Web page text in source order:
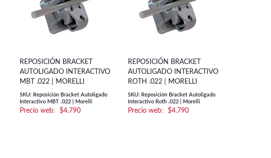
REPOSICIÓN BRACKET
AUTOLIGADO INTERACTIVO
MBT .022 | MORELLI
SKU: Reposición Bracket Autoligado
Interactivo MBT .022 | Morelli
$4.790
REPOSICIÓN BRACKET
AUTOLIGADO INTERACTIVO
ROTH .022 | MORELLI
SKU: Reposición Bracket Autoligado
Interactivo Roth .022 | Morelli
$4.790